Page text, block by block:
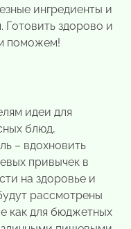
ингредиенты и
Готовить здорово и
поможем!
идеи для
блюд,
– вдохновить
привычек в
на здоровье и
рассмотрены
как для бюджетных